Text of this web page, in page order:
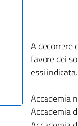
A decorrere
favore dei
essi indicata:
Accademia
Accademia